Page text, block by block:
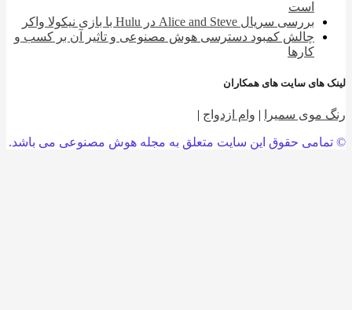
بررسی سریال Alice and Steve در Hulu با بازی نیکولا واکر
چالش کمبود دسترسی هوش مصنوعی و تاثیر آن بر کسب و
کارها
های سایت های همکاران
موی سمیرا|وام ازدواج |
حقوق این سایت متعلق به مجله هوش مصنوعی می باشد.